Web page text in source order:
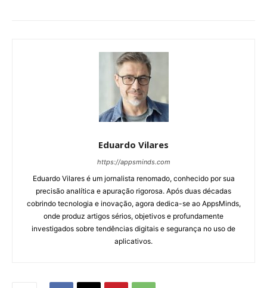
Eduardo Vilares
https://appsminds.com
Eduardo Vilares é um jornalista renomado, conhecido por sua
precisão analítica e apuração rigorosa. Após duas décadas
cobrindo tecnologia e inovação, agora dedica-se ao AppsMinds,
onde produz artigos sérios, objetivos e profundamente
investigados sobre tendências digitais e segurança no uso de
aplicativos.